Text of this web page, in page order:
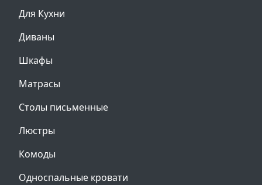
Для Кухни
Диваны
Шкафы
Матрасы
Столы письменные
Люстры
Комоды
Односпальные кровати